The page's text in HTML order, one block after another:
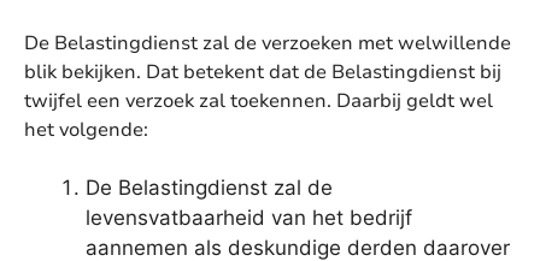
De Belastingdienst zal de verzoeken met welwillende
blik bekijken. Dat betekent dat de Belastingdienst bij
twijfel een verzoek zal toekennen. Daarbij geldt wel
het volgende:
De Belastingdienst zal de
levensvatbaarheid van het bedrijf
aannemen als deskundige derden daarover